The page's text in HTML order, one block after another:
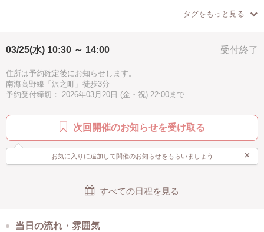
１０時半から１３時半
１３時半tea time軽食付き
オンライン開催
ブラウン
タグをもっと見る
受付終了
03/25(水) 10:30 ～ 14:00
住所は予約確定後にお知らせします。
南海高野線「沢之町」徒歩3分
予約受付締切： 2026年03月20日 (金・祝) 22:00まで
次回開催のお知らせを受け取る
お気に入りに追加して開催のお知らせをもらいましょう ×
すべての日程を見る
当日の流れ・雰囲気